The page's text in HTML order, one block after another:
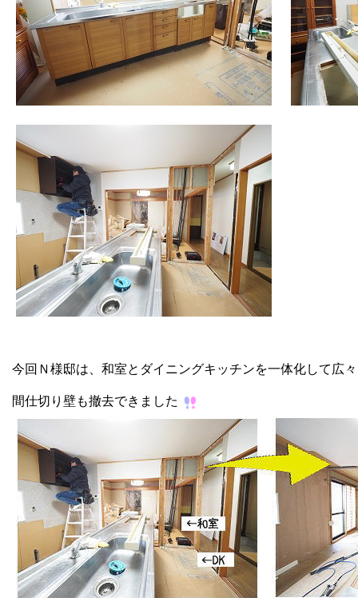
今回Ｎ様邸は、和室とダイニングキッチンを一体化して広
間仕切り壁も撤去できました